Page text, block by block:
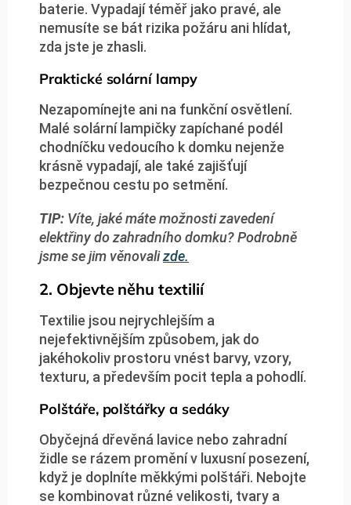
baterie. Vypadají téměř jako pravé, ale
nemusíte se bát rizika požáru ani hlídat,
zda jste je zhasli.
Praktické solární lampy
Nezapomínejte ani na funkční osvětlení.
Malé solární lampičky zapíchané podél
chodníčku vedoucího k domku nejenže
krásně vypadají, ale také zajišťují
bezpečnou cestu po setmění.
TIP: Víte, jaké máte možnosti zavedení
elektřiny do zahradního domku? Podrobně
jsme se jim věnovalizde.
2. Objevte něhu textilií
Textilie jsou nejrychlejším a
nejefektivnějším způsobem, jak do
jakéhokoliv prostoru vnést barvy, vzory,
texturu, a především pocit tepla a pohodlí.
Polštáře, polštářky a sedáky
Obyčejná dřevěná lavice nebo zahradní
židle se rázem promění v luxusní posezení,
když je doplníte měkkými polštáři. Nebojte
se kombinovat různé velikosti, tvary a